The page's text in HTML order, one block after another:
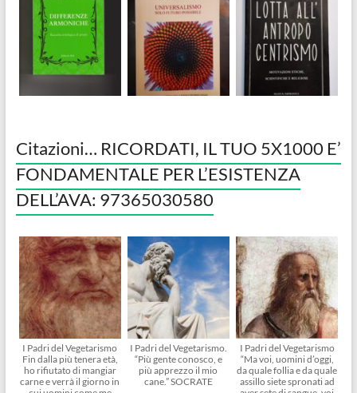
Citazioni… RICORDATI, IL TUO 5X1000 E’
FONDAMENTALE PER L’ESISTENZA
DELL’AVA: 97365030580
I Padri del Vegetarismo
Fin dalla più tenera età,
ho rifiutato di mangiar
carne e verrà il giorno in
I Padri del Vegetarismo.
“Più gente conosco, e
più apprezzo il mio
cane.” SOCRATE
I Padri del Vegetarismo
“Ma voi, uomini d’oggi,
da quale follia e da quale
assillo siete spronati ad